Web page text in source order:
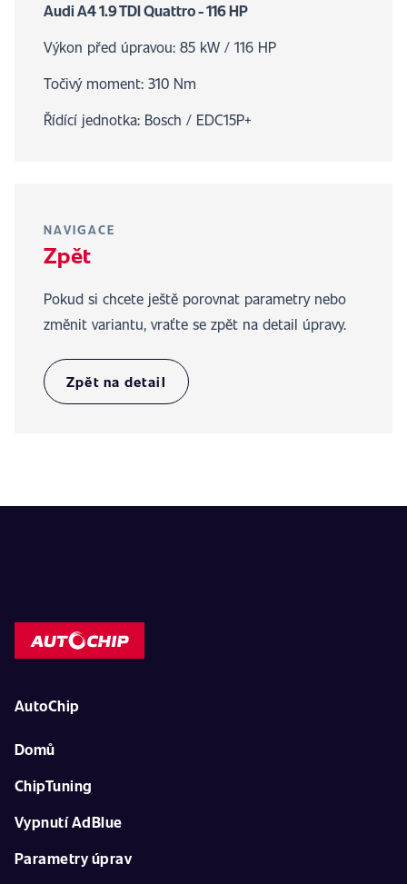
Audi A4 1.9 TDI Quattro - 116 HP
Výkon před úpravou: 85 kW / 116 HP
Točivý moment: 310 Nm
Řídící jednotka: Bosch / EDC15P+
NAVIGACE
Zpět
Pokud si chcete ještě porovnat parametry nebo
změnit variantu, vraťte se zpět na detail úpravy.
Zpět na detail
AutoChip
Domů
ChipTuning
Vypnutí AdBlue
Parametry úprav